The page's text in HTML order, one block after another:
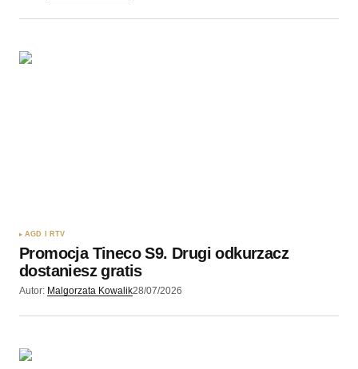
AGD I RTV
Promocja Tineco S9. Drugi odkurzacz
dostaniesz gratis
Autor: Malgorzata Kowalik28/07/2026